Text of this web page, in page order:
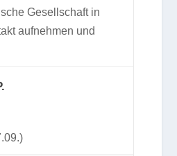
Gesell­schaft in
auf­neh­men und